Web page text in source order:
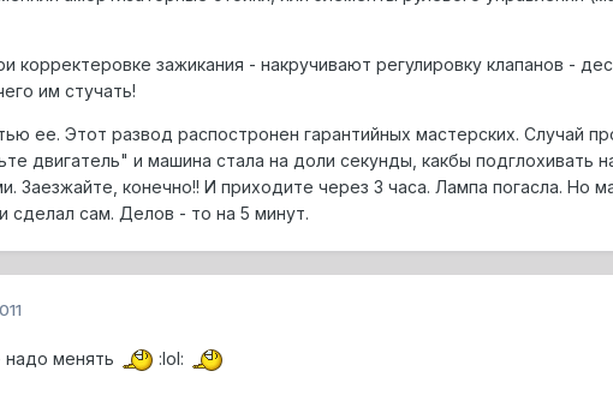
корректеровке зажикания - накручивают регулировку клапанов -
им стучать!
ее. Этот развод распостронен гарантийных мастерских. Случай
двигатель" и машина стала на доли секунды, какбы подглохивать
Заезжайте, конечно!! И приходите через 3 часа. Лампа погасла. Но
сделал сам. Делов - то на 5 минут.
надо менять :lol: